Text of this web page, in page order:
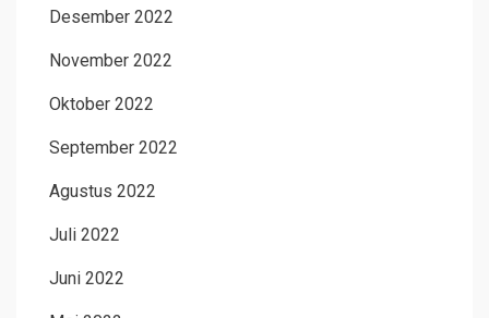
Desember 2022
November 2022
Oktober 2022
September 2022
Agustus 2022
Juli 2022
Juni 2022